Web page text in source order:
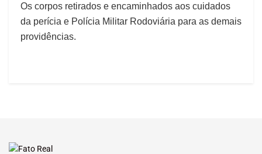
Os corpos retirados e encaminhados aos cuidados
da perícia e Polícia Militar Rodoviária para as demais
providências.